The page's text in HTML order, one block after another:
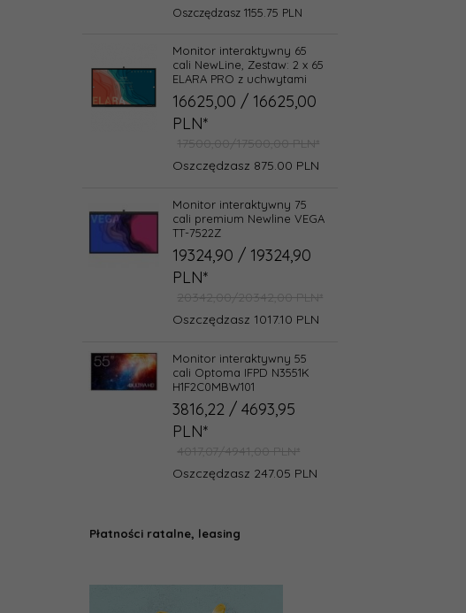
Oszczędzasz 1155.75 PLN
Monitor interaktywny 65
cali NewLine, Zestaw: 2 x 65
ELARA PRO z uchwytami
16625,00 / 16625,00
PLN*
17500,00/17500,00 PLN*
Oszczędzasz 875.00 PLN
Monitor interaktywny 75
cali premium Newline VEGA
TT-7522Z
19324,90 / 19324,90
PLN*
20342,00/20342,00 PLN*
Oszczędzasz 1017.10 PLN
Monitor interaktywny 55
cali Optoma IFPD N3551K
H1F2C0MBW101
3816,22 / 4693,95
PLN*
4017,07/4941,00 PLN*
Oszczędzasz 247.05 PLN
Płatności ratalne, leasing